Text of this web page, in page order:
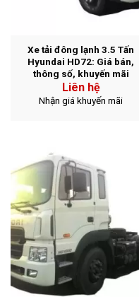
Xe tải đông lạnh 3.5 Tấn
Hyundai HD72: Giá bán,
thông số, khuyến mãi
Liên hệ
Nhận giá khuyến mãi